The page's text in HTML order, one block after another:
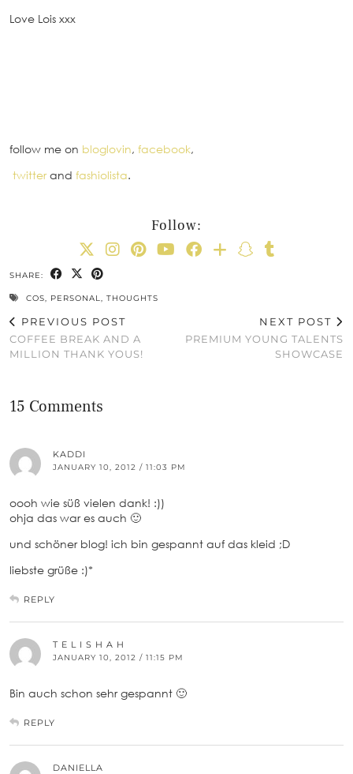
Love Lois xxx
follow me on bloglovin, facebook,
twitter and fashiolista.
Follow:
SHARE:
COS, PERSONAL, THOUGHTS
PREVIOUS POST
COFFEE BREAK AND A
MILLION THANK YOUS!
NEXT POST
PREMIUM YOUNG TALENTS
SHOWCASE
15 Comments
KADDI
JANUARY 10, 2012 / 11:03 PM
oooh wie süß vielen dank! :))
ohja das war es auch 🙂
und schöner blog! ich bin gespannt auf das kleid ;D
liebste grüße :)*
REPLY
T E L I S H A H
JANUARY 10, 2012 / 11:15 PM
Bin auch schon sehr gespannt 🙂
REPLY
DANIELLA